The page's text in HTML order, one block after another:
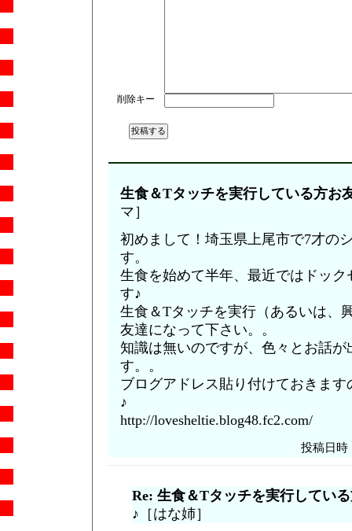
削除キー
生食＆Tタッチを実行している方お
マ］
初めまして！埼玉県上尾市で7才の
す。
生食を始めて半年、最近ではドッ
す♪
生食＆Tタッチを実行（あるいは、
友達になって下さい。。
知識は無いのですが、色々とお話
す。。
ブログアドレス貼り付けておきま
♪
http://lovesheltie.blog48.fc2.com/
投稿日時
Re: 生食＆Tタッチを実行してい
♪ ［はな姉］